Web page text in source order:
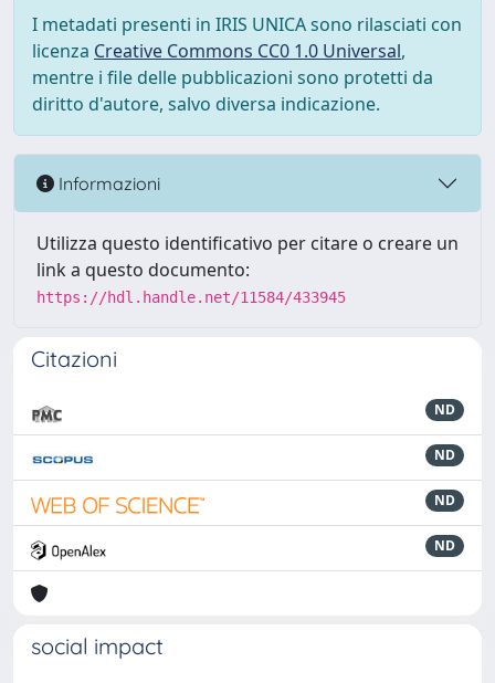
I metadati presenti in IRIS UNICA sono rilasciati con
licenza Creative Commons CC0 1.0 Universal,
mentre i file delle pubblicazioni sono protetti da
diritto d'autore, salvo diversa indicazione.
Informazioni
Utilizza questo identificativo per citare o creare un
link a questo documento:
https://hdl.handle.net/11584/433945
Citazioni
ND
ND
ND
ND
social impact